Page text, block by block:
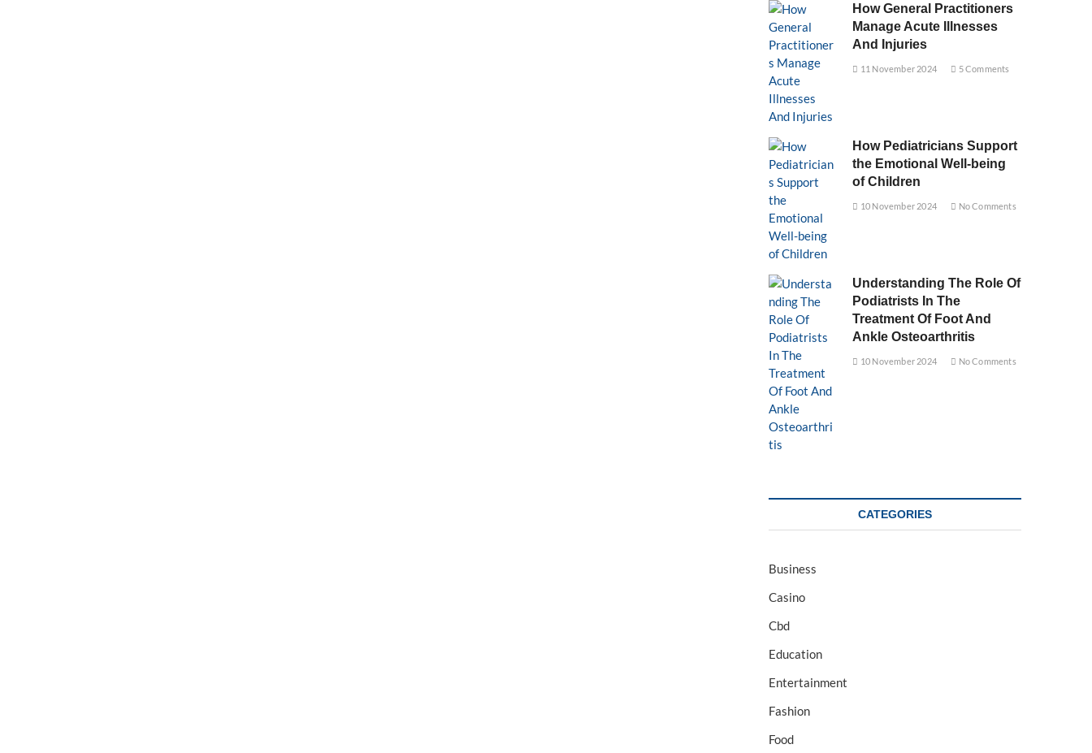
How General Practitioners
Manage Acute Illnesses
And Injuries
11 November 2024 5 Comments
How Pediatricians Support
the Emotional Well-being
of Children
10 November 2024 No Comments
Understanding The Role Of
Podiatrists In The
Treatment Of Foot And
Ankle Osteoarthritis
10 November 2024 No Comments
CATEGORIES
Business
Casino
Cbd
Education
Entertainment
Fashion
Food